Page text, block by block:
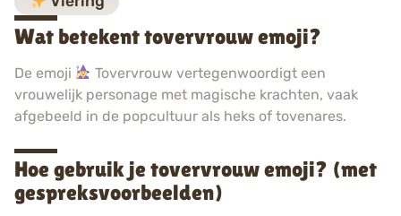
Wat betekent tovervrouw emoji?
De emoji
Tovervrouw vertegenwoordigt een
vrouwelijk personage met magische krachten, vaak
afgebeeld in de popcultuur als heks of tovenares.
Hoe gebruik je tovervrouw emoji? (met
gespreksvoorbeelden)